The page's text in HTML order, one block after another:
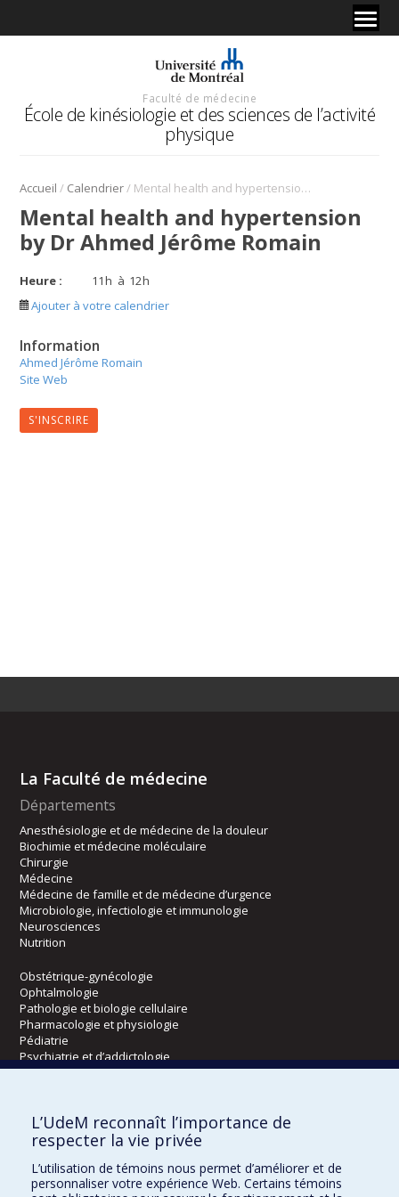
Faculté de médecine
École de kinésiologie et des sciences de l’activité
physique
Accueil / Calendrier/ Mental health and hypertension by Dr Ahmed Jérôme Romain
Mental health and hypertension
by Dr Ahmed Jérôme Romain
Heure : 11h à 12h
Ajouter à votre calendrier
Information
Ahmed Jérôme Romain
Site Web
S'INSCRIRE
La Faculté de médecine
Départements
Anesthésiologie et de médecine de la douleur
Biochimie et médecine moléculaire
Chirurgie
Médecine
Médecine de famille et de médecine d’urgence
Microbiologie, infectiologie et immunologie
Neurosciences
Nutrition
Obstétrique-gynécologie
Ophtalmologie
Pathologie et biologie cellulaire
Pharmacologie et physiologie
Pédiatrie
Psychiatrie et d’addictologie
Radiologie, radio-oncologie et médecine nucléaire
Écoles
Orthophonie et audiologie
Réadaptation
L’UdeM reconnaît l’importance de
respecter la vie privée
L’utilisation de témoins nous permet d’améliorer et de
personnaliser votre expérience Web. Certains témoins